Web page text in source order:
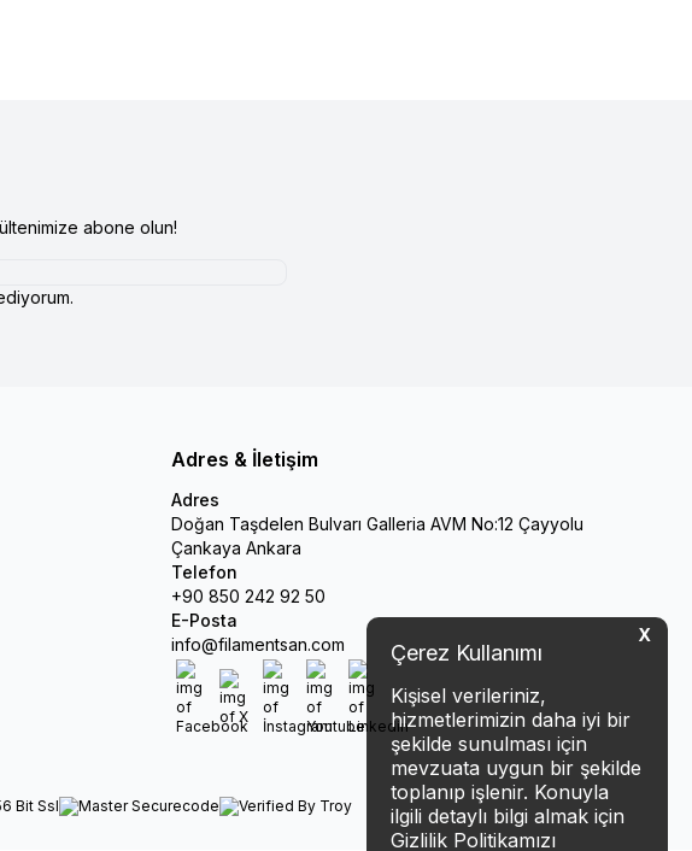
X
Çerez Kullanımı
Kişisel verileriniz,
hizmetlerimizin daha iyi bir
şekilde sunulması için
mevzuata uygun bir şekilde
toplanıp işlenir. Konuyla
ilgili detaylı bilgi almak için
Gizlilik Politikamızı
abone olun!
Adres & İletişim
Adres
Doğan Taşdelen Bulvarı Galleria AVM No:12 Çayyolu
Çankaya Ankara
Telefon
+90 850 242 92 50
E-Posta
info@filamentsan.com
Facebook
X İnstagram
YoutubeLinkedin